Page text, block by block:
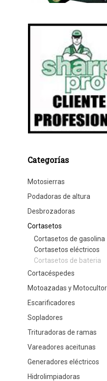
Categorías
Motosierras
Podadoras de altura
Desbrozadoras
Cortasetos
Cortasetos de gasolina
Cortasetos eléctricos
Cortasetos de bateria
Cortacéspedes
Motoazadas y
Escarificadores
Sopladores
Trituradoras de ramas
Vareadores aceitunas
Generadores eléctricos
Hidrolimpiadoras